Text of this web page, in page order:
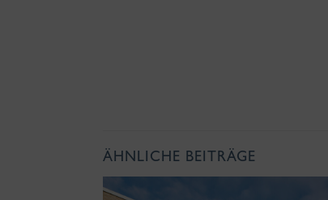
ÄHNLICHE BEITRÄGE